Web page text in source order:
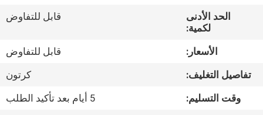
ضبط
الجودة
اتصل
الحد الأدنى
لكمية:
قابل للتفاوض
الأسعار:
قابل للتفاوض
تفاصيل التغليف:
كرتون
وقت التسليم:
5 أيام بعد تأكيد الطلب